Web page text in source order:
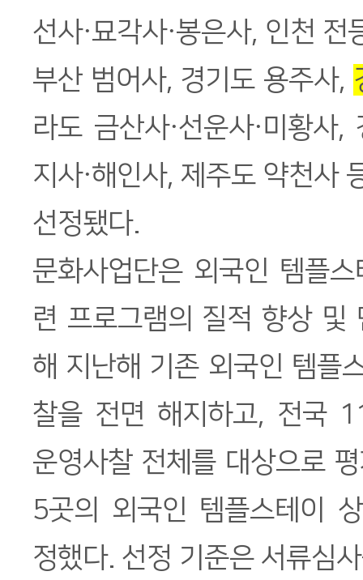
선사·묘각사·봉은사, 인천 전
부산 범어사, 경기도 용주사,
라도 금산사·선운사·미황사,
지사·해인사, 제주도 약천사
선정됐다.
문화사업단은 외국인 템플
련 프로그램의 질적 향상 및
해 지난해 기존 외국인 템플
찰을 전면 해지하고, 전국
운영사찰 전체를 대상으로
5곳의 외국인 템플스테이
정했다. 선정 기준은 서류심